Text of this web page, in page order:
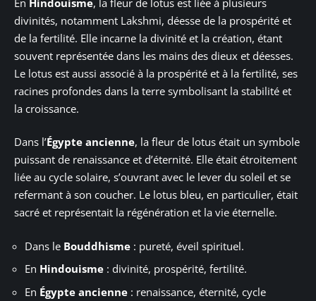
divinités, notamment Lakshmi, déesse de la prospérité et
de la fertilité. Elle incarne la divinité et la création, étant
souvent représentée dans les mains des dieux et déesses.
Le lotus est aussi associé à la prospérité et à la fertilité, ses
racines profondes dans la terre symbolisant la stabilité et
la croissance.
Dans l’Égypte ancienne, la fleur de lotus était un symbole
puissant de renaissance et d’éternité. Elle était étroitement
liée au cycle solaire, s’ouvrant avec le lever du soleil et se
refermant à son coucher. Le lotus bleu, en particulier, était
sacré et représentait la régénération et la vie éternelle.
Dans le Bouddhisme : pureté, éveil spirituel.
En Hindouisme : divinité, prospérité, fertilité.
En Égypte ancienne : renaissance, éternité, cycle